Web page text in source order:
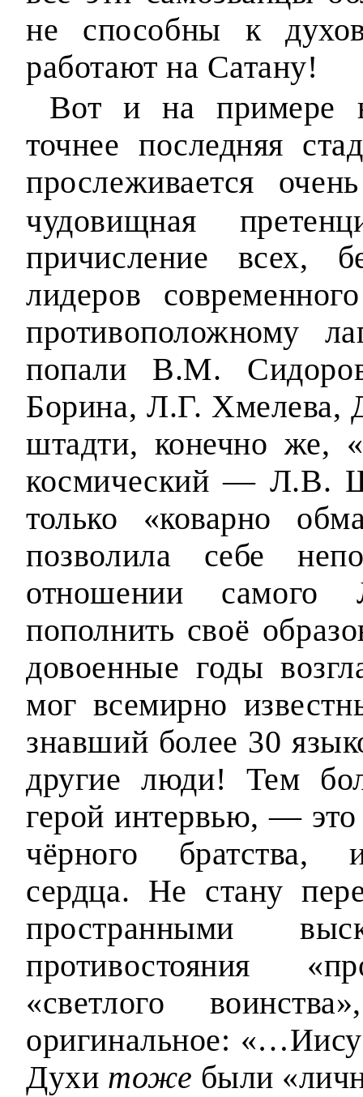
не способны к
работают на Сатану!
Вот и на примере
точнее последняя
прослеживается
чудовищная
причисление всех,
лидеров
противоположному
попали В.М.
Борина, Л.Г. Хмелева,
штадти, конечно же,
космический — Л.В.
только «коварно
позволила себе
отношении самого
пополнить своё
довоенные годы
мог всемирно
знавший более 30
другие люди! Тем
герой интервью, — это
чёрного братства,
сердца. Не стану
пространными
противостояния
«светлого
оригинальное:
Духи тоже были